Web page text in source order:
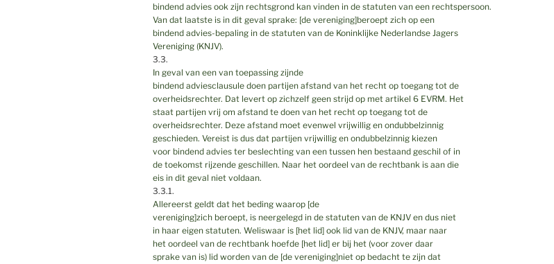
bindend advies ook zijn rechtsgrond kan vinden in de statuten van een rechtspersoon.
Van dat laatste is in dit geval sprake: [de vereniging]beroept zich op een
bindend advies-bepaling in de statuten van de Koninklijke Nederlandse Jagers
Vereniging (KNJV).
3.3.
In geval van een van toepassing zijnde
bindend adviesclausule doen partijen afstand van het recht op toegang tot de
overheidsrechter. Dat levert op zichzelf geen strijd op met artikel 6 EVRM. Het
staat partijen vrij om afstand te doen van het recht op toegang tot de
overheidsrechter. Deze afstand moet evenwel vrijwillig en ondubbelzinnig
geschieden. Vereist is dus dat partijen vrijwillig en ondubbelzinnig kiezen
voor bindend advies ter beslechting van een tussen hen bestaand geschil of in
de toekomst rijzende geschillen. Naar het oordeel van de rechtbank is aan die
eis in dit geval niet voldaan.
3.3.1.
Allereerst geldt dat het beding waarop [de
vereniging]zich beroept, is neergelegd in de statuten van de KNJV en dus niet
in haar eigen statuten. Weliswaar is [het lid] ook lid van de KNJV, maar naar
het oordeel van de rechtbank hoefde [het lid] er bij het (voor zover daar
sprake van is) lid worden van de [de vereniging]niet op bedacht te zijn dat